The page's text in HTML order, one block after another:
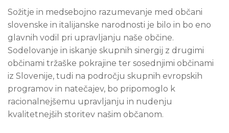
Sožitje in medsebojno razumevanje med občani
slovenske in italijanske narodnosti je bilo in bo eno
glavnih vodil pri upravljanju naše občine.
Sodelovanje in iskanje skupnih sinergij z drugimi
občinami tržaške pokrajine ter sosednjimi občinami
iz Slovenije, tudi na področju skupnih evropskih
programov in natečajev, bo pripomoglo k
racionalnejšemu upravljanju in nudenju
kvalitetnejših storitev našim občanom.